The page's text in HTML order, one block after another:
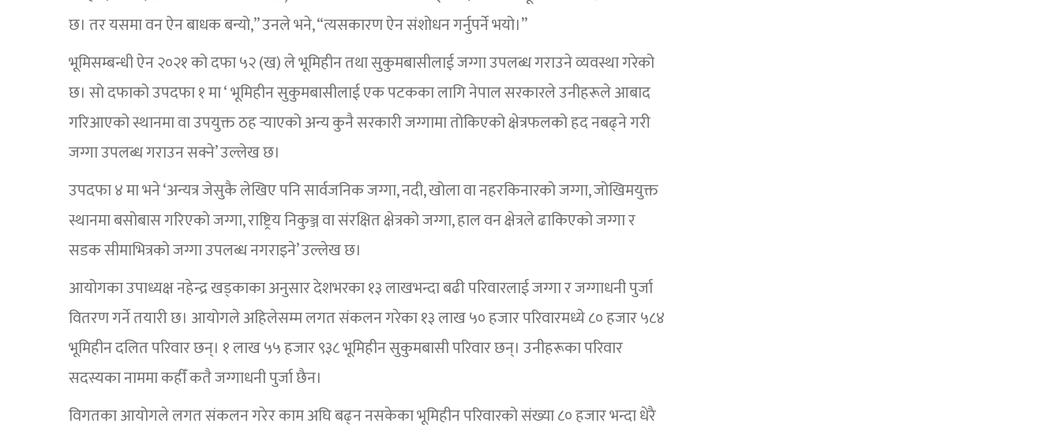
छ। तर यसमा वन ऐन बाधक बन्यो,” उनले भने, “त्यसकारण ऐन संशोधन गर्नुपर्ने भयो।”
भूमिसम्बन्धी ऐन २०२१ को दफा ५२ (ख) ले भूमिहीन तथा सुकुमबासीलाई जग्गा उपलब्ध गराउने व्यवस्था गरेको
छ। सो दफाको उपदफा १ मा ‘ भूमिहीन सुकुमबासीलाई एक पटकका लागि नेपाल सरकारले उनीहरूले आबाद
गरिआएको स्थानमा वा उपयुक्त ठह र्‍याएको अन्य कुनै सरकारी जग्गामा तोकिएको क्षेत्रफलको हद नबढ्ने गरी
जग्गा उपलब्ध गराउन सक्ने’ उल्लेख छ।
उपदफा ४ मा भने ‘अन्यत्र जेसुकै लेखिए पनि सार्वजनिक जग्गा, नदी, खोला वा नहरकिनारको जग्गा, जोखिमयुक्त
स्थानमा बसोबास गरिएको जग्गा, राष्ट्रिय निकुञ्ज वा संरक्षित क्षेत्रको जग्गा, हाल वन क्षेत्रले ढाकिएको जग्गा र
सडक सीमाभित्रको जग्गा उपलब्ध नगराइने’ उल्लेख छ।
आयोगका उपाध्यक्ष नहेन्द्र खड्काका अनुसार देशभरका १३ लाखभन्दा बढी परिवारलाई जग्गा र जग्गाधनी पुर्जा
वितरण गर्ने तयारी छ। आयोगले अहिलेसम्म लगत संकलन गरेका १३ लाख ५० हजार परिवारमध्ये ८० हजार ५८४
भूमिहीन दलित परिवार छन्। १ लाख ५५ हजार ९३८ भूमिहीन सुकुमबासी परिवार छन्। उनीहरूका परिवार
सदस्यका नाममा कहीँ कतै जग्गाधनी पुर्जा छैन।
विगतका आयोगले लगत संकलन गरेर काम अघि बढ्न नसकेका भूमिहीन परिवारको संख्या ८० हजार भन्दा धेरै